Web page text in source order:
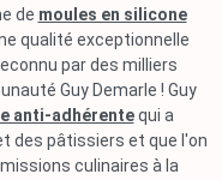
de moules en silicone
qualité exceptionnelle
par des milliers
Guy Demarle ! Guy
anti-adhérentequi a
des pâtissiers et que l'on
culinaires à la